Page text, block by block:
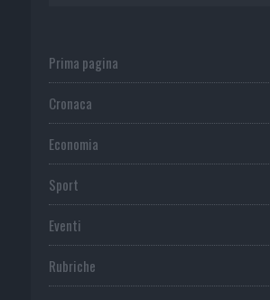
Prima pagina
Cronaca
Economia
Sport
Eventi
Rubriche